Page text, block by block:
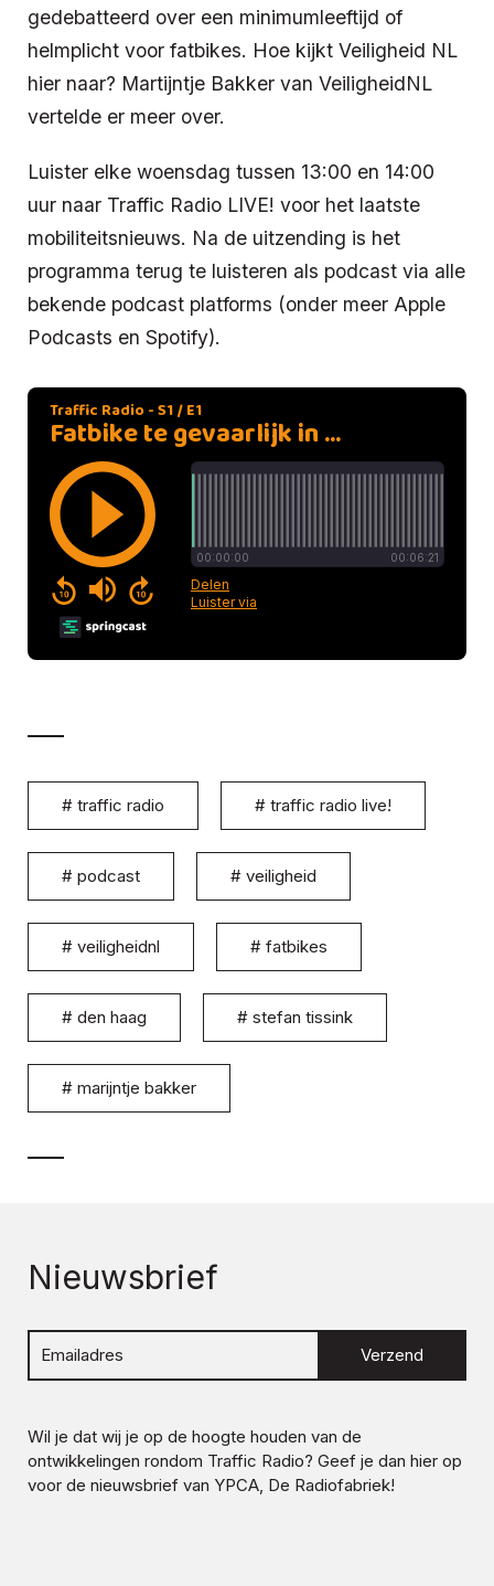
gedebatteerd over een minimumleeftijd of
helmplicht voor fatbikes. Hoe kijkt Veiligheid NL
hier naar? Martijntje Bakker van VeiligheidNL
vertelde er meer over.
Luister elke woensdag tussen 13:00 en 14:00
uur naar Traffic Radio LIVE! voor het laatste
mobiliteitsnieuws. Na de uitzending is het
programma terug te luisteren als podcast via alle
bekende podcast platforms (onder meer Apple
Podcasts en Spotify).
# traffic radio # traffic radio live!
# podcast # veiligheid
# veiligheidnl # fatbikes
# den haag # stefan tissink
# marijntje bakker
Nieuwsbrief
Verzend
Wil je dat wij je op de hoogte houden van de
ontwikkelingen rondom Traffic Radio? Geef je dan hier op
voor de nieuwsbrief van YPCA, De Radiofabriek!